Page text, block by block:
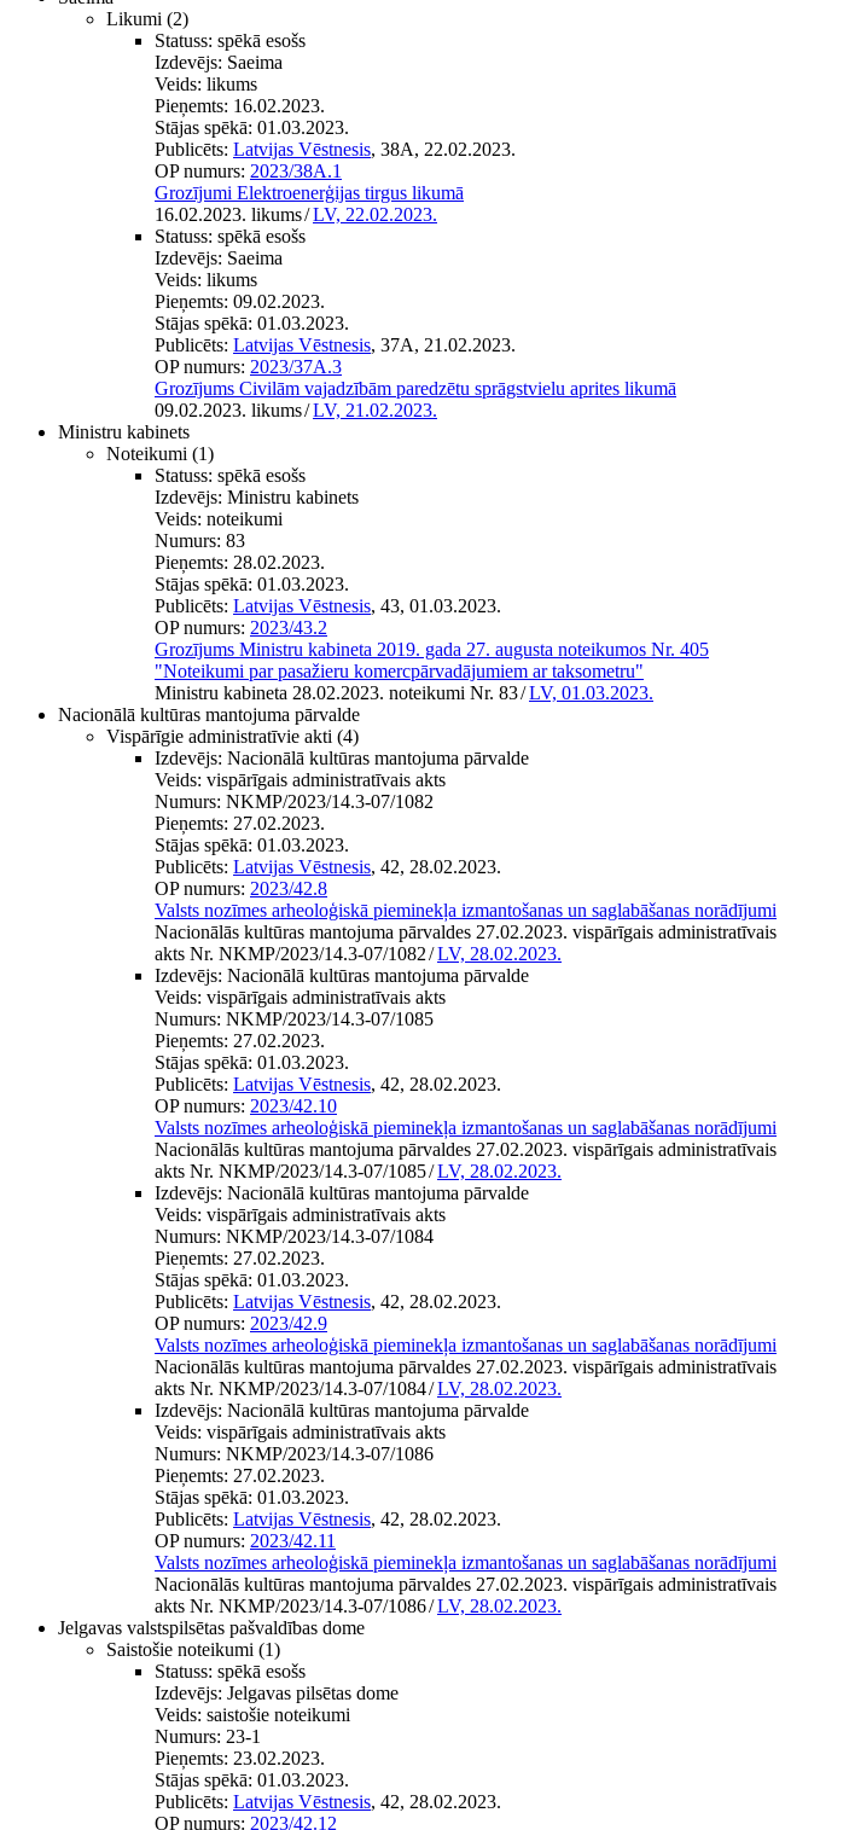
Likumi (2)
Statuss: spēkā esošs
Izdevējs: Saeima
Veids: likums
Pieņemts: 16.02.2023.
Stājas spēkā: 01.03.2023.
Publicēts: Latvijas Vēstnesis, 38A, 22.02.2023.
OP numurs: 2023/38A.1
Grozījumi Elektroenerģijas tirgus likumā
16.02.2023. likums/LV, 22.02.2023.
Statuss: spēkā esošs
Izdevējs: Saeima
Veids: likums
Pieņemts: 09.02.2023.
Stājas spēkā: 01.03.2023.
Publicēts: Latvijas Vēstnesis, 37A, 21.02.2023.
OP numurs: 2023/37A.3
Grozījums Civilām vajadzībām paredzētu sprāgstvielu aprites likumā
09.02.2023. likums/LV, 21.02.2023.
Ministru kabinets
Noteikumi (1)
Statuss: spēkā esošs
Izdevējs: Ministru kabinets
Veids: noteikumi
Numurs: 83
Pieņemts: 28.02.2023.
Stājas spēkā: 01.03.2023.
Publicēts: Latvijas Vēstnesis, 43, 01.03.2023.
OP numurs: 2023/43.2
Grozījums Ministru kabineta 2019. gada 27. augusta noteikumos Nr. 405
"Noteikumi par pasažieru komercpārvadājumiem ar taksometru"
Ministru kabineta 28.02.2023. noteikumi Nr. 83/LV, 01.03.2023.
Nacionālā kultūras mantojuma pārvalde
Vispārīgie administratīvie akti (4)
Izdevējs: Nacionālā kultūras mantojuma pārvalde
Veids: vispārīgais administratīvais akts
Numurs: NKMP/2023/14.3-07/1082
Pieņemts: 27.02.2023.
Stājas spēkā: 01.03.2023.
Publicēts: Latvijas Vēstnesis, 42, 28.02.2023.
OP numurs: 2023/42.8
Valsts nozīmes arheoloģiskā pieminekļa izmantošanas un saglabāšanas norādījumi
Nacionālās kultūras mantojuma pārvaldes 27.02.2023. vispārīgais administratīvais
akts Nr. NKMP/2023/14.3-07/1082/LV, 28.02.2023.
Izdevējs: Nacionālā kultūras mantojuma pārvalde
Veids: vispārīgais administratīvais akts
Numurs: NKMP/2023/14.3-07/1085
Pieņemts: 27.02.2023.
Stājas spēkā: 01.03.2023.
Publicēts: Latvijas Vēstnesis, 42, 28.02.2023.
OP numurs: 2023/42.10
Valsts nozīmes arheoloģiskā pieminekļa izmantošanas un saglabāšanas norādījumi
Nacionālās kultūras mantojuma pārvaldes 27.02.2023. vispārīgais administratīvais
akts Nr. NKMP/2023/14.3-07/1085/LV, 28.02.2023.
Izdevējs: Nacionālā kultūras mantojuma pārvalde
Veids: vispārīgais administratīvais akts
Numurs: NKMP/2023/14.3-07/1084
Pieņemts: 27.02.2023.
Stājas spēkā: 01.03.2023.
Publicēts: Latvijas Vēstnesis, 42, 28.02.2023.
OP numurs: 2023/42.9
Valsts nozīmes arheoloģiskā pieminekļa izmantošanas un saglabāšanas norādījumi
Nacionālās kultūras mantojuma pārvaldes 27.02.2023. vispārīgais administratīvais
akts Nr. NKMP/2023/14.3-07/1084/LV, 28.02.2023.
Izdevējs: Nacionālā kultūras mantojuma pārvalde
Veids: vispārīgais administratīvais akts
Numurs: NKMP/2023/14.3-07/1086
Pieņemts: 27.02.2023.
Stājas spēkā: 01.03.2023.
Publicēts: Latvijas Vēstnesis, 42, 28.02.2023.
OP numurs: 2023/42.11
Valsts nozīmes arheoloģiskā pieminekļa izmantošanas un saglabāšanas norādījumi
Nacionālās kultūras mantojuma pārvaldes 27.02.2023. vispārīgais administratīvais
akts Nr. NKMP/2023/14.3-07/1086/LV, 28.02.2023.
Jelgavas valstspilsētas pašvaldības dome
Saistošie noteikumi (1)
Statuss: spēkā esošs
Izdevējs: Jelgavas pilsētas dome
Veids: saistošie noteikumi
Numurs: 23-1
Pieņemts: 23.02.2023.
Stājas spēkā: 01.03.2023.
Publicēts: Latvijas Vēstnesis, 42, 28.02.2023.
OP numurs: 2023/42.12